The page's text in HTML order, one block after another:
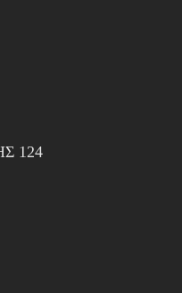
124